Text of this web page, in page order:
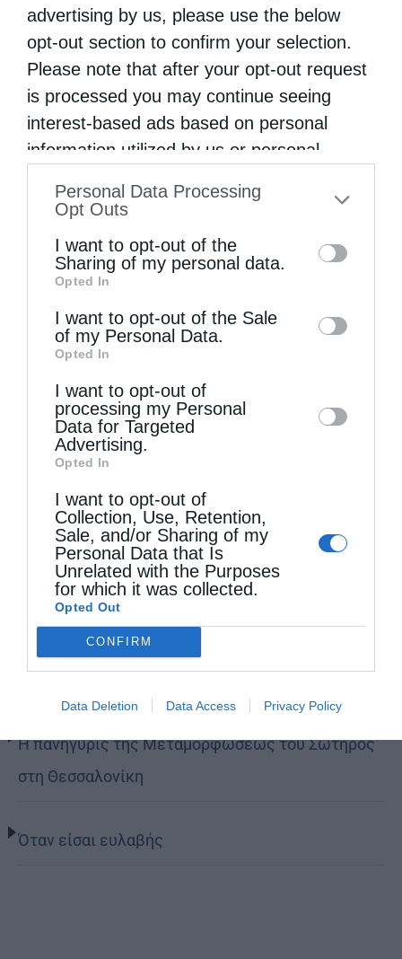
advertising by us, please use the below
opt-out section to confirm your selection.
Please note that after your opt-out request
is processed you may continue seeing
interest-based ads based on personal
information utilized by us or personal
to your opt-out. You may separately opt-out
information by third parties on the IAB’s list
of downstream participants. This
information may also be disclosed by us to
third parties on theIAB’s List of
Downstream Participants
disclose it to other third parties.
Personal Data Processing
Opt Outs
I want to opt-out of the
Sharing of my personal data.
Opted In
I want to opt-out of the Sale
of my Personal Data.
Opted In
I want to opt-out of
processing my Personal
Data for Targeted
Advertising.
Opted In
I want to opt-out of
Collection, Use, Retention,
Sale, and/or Sharing of my
Personal Data that Is
Unrelated with the Purposes
for which it was collected.
Opted Out
CONFIRM
Data Deletion Data Access Privacy Policy
Τελευταία άρθρα
Δημητριάδος Ιγνάτιος: «Ο Ναός είναι ο τόπος της
πίστεως, της παράδοσης και της ενότητας»
«Η Πίστη ως Δύναμη Ενότητας και Υπέρβασης
των Παγκόσμιων Κρίσεων» (Ι’ Κυριακή Ματθαίου)
Ελληνικός Ερυθρός Σταυρός: Τι πρέπει να
Η πανήγυρις της Μεταμορφώσεως του Σωτήρος
στη Θεσσαλονίκη
Όταν είσαι ευλαβής